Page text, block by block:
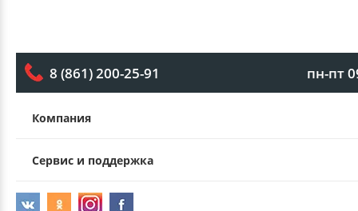
8 (861) 200-25-91 пн-пт
Компания
Сервис и поддержка